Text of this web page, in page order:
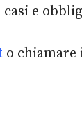
e
o chiamare